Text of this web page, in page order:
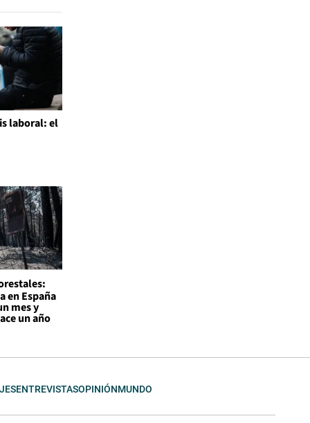
laboral: el
en España
mes y
un año
ENTREVISTASOPINIÓNMUNDO